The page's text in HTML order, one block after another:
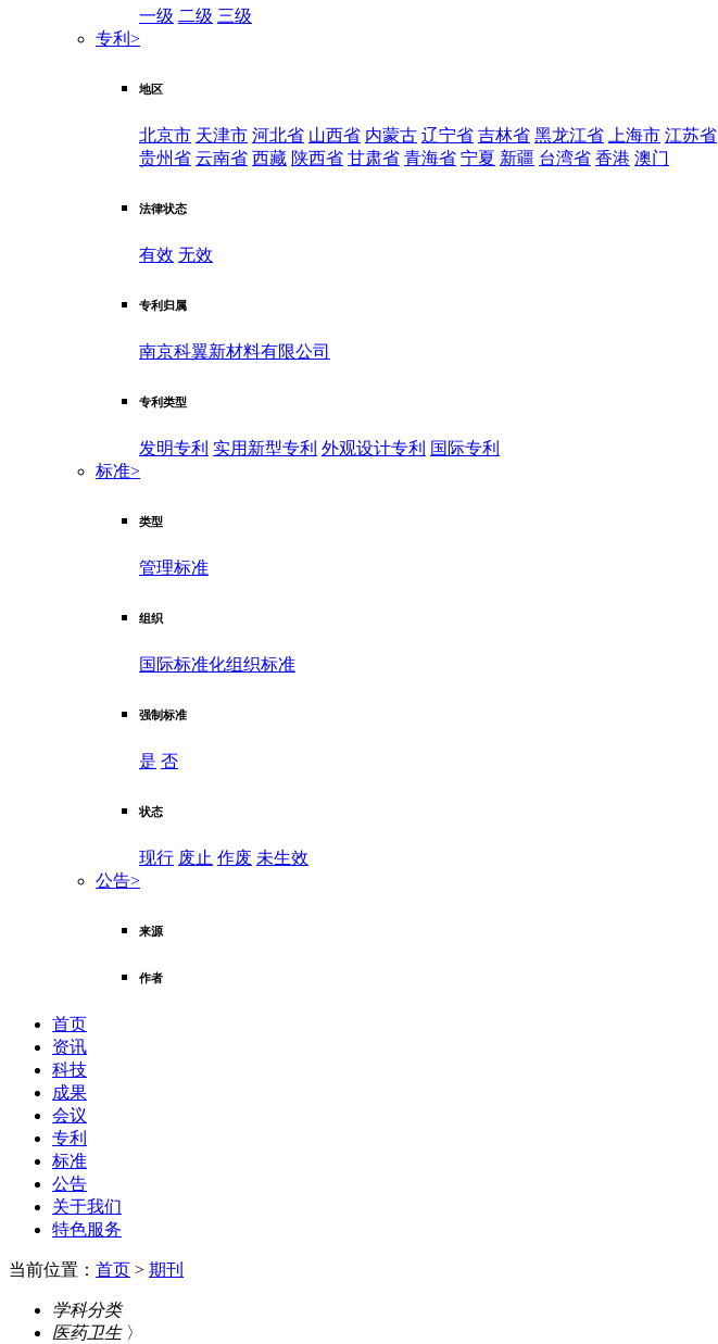
一级 二级 三级
专利 >
地区
北京市 天津市 河北省 山西省 内蒙古 辽宁省 吉林省 黑龙江省 上海市 江苏省
贵州省 云南省 西藏 陕西省 甘肃省 青海省 宁夏 新疆 台湾省 香港 澳门
法律状态
有效 无效
专利归属
南京科翼新材料有限公司
专利类型
发明专利 实用新型专利 外观设计专利 国际专利
标准>
类型
管理标准
组织
国际标准化组织标准
强制标准
是 否
状态
现行 废止 作废 未生效
公告>
来源
作者
首页
资讯
科技
成果
会议
专利
标准
公告
关于我们
特色服务
当前位置： 首页 > 期刊
学科分类
医药卫生 〉